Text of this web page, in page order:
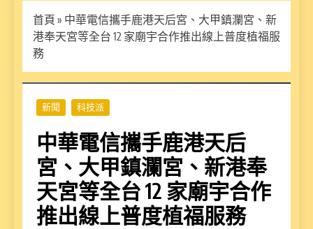
首頁 » 中華電信攜手鹿港天后宮、大甲鎮瀾宮、新
港奉天宮等全台 12 家廟宇合作推出線上普度植福服
務
新聞 科技派
中華電信攜手鹿港天后
宮、大甲鎮瀾宮、新港奉
天宮等全台 12 家廟宇合作
推出線上普度植福服務